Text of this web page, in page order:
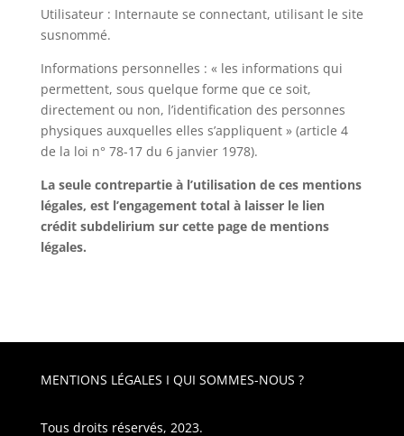
Utilisateur : Internaute se connectant, utilisant le site
susnommé.
Informations personnelles : « les informations qui
permettent, sous quelque forme que ce soit,
directement ou non, l’identification des personnes
physiques auxquelles elles s’appliquent » (article 4
de la loi n° 78-17 du 6 janvier 1978).
La seule contrepartie à l’utilisation de ces mentions
légales, est l’engagement total à laisser le lien
crédit subdelirium sur cette page de mentions
légales.
MENTIONS LÉGALES I QUI SOMMES-NOUS ?
Tous droits réservés, 2023.